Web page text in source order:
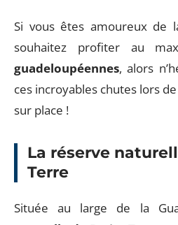
Si vous êtes amoureux de
souhaitez profiter au
guadeloupéennes, alors
ces incroyables chutes lors
sur place !
La réserve
Terre
Située au large de la